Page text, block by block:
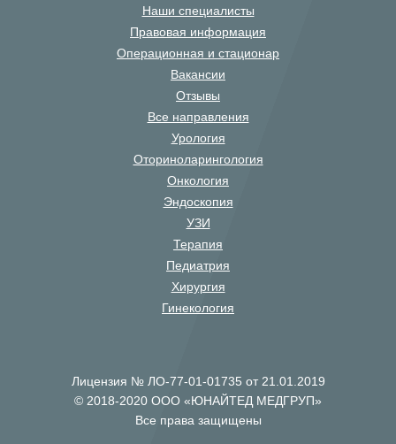
Наши специалисты
Правовая информация
Операционная и стационар
Вакансии
Отзывы
Все направления
Урология
Оториноларингология
Онкология
Эндоскопия
УЗИ
Терапия
Педиатрия
Хирургия
Гинекология
Лицензия № ЛО-77-01-01735 от 21.01.2019
© 2018-2020 ООО «ЮНАЙТЕД МЕДГРУП»
Все права защищены